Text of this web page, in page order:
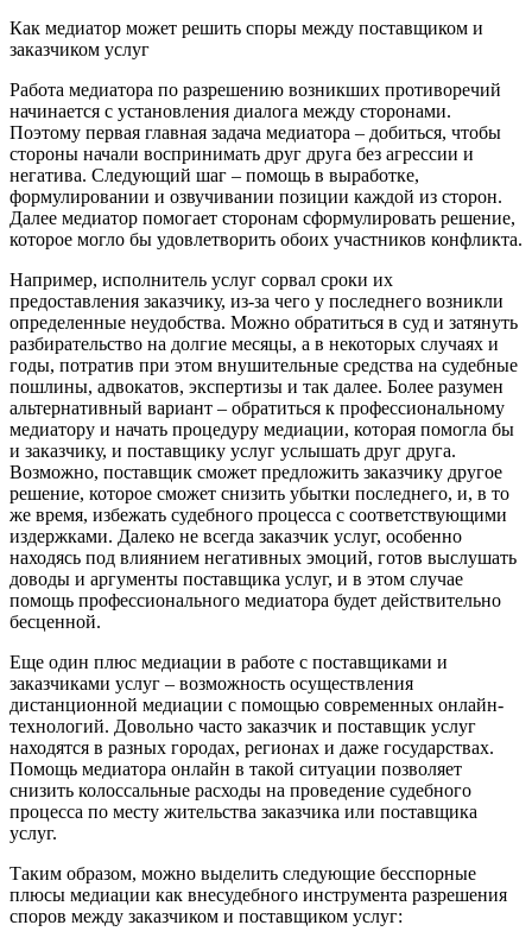
Как медиатор может решить споры между поставщиком и
заказчиком услуг
Работа медиатора по разрешению возникших противоречий
начинается с установления диалога между сторонами.
Поэтому первая главная задача медиатора – добиться, чтобы
стороны начали воспринимать друг друга без агрессии и
негатива. Следующий шаг – помощь в выработке,
формулировании и озвучивании позиции каждой из сторон.
Далее медиатор помогает сторонам сформулировать решение,
которое могло бы удовлетворить обоих участников конфликта.
Например, исполнитель услуг сорвал сроки их
предоставления заказчику, из-за чего у последнего возникли
определенные неудобства. Можно обратиться в суд и затянуть
разбирательство на долгие месяцы, а в некоторых случаях и
годы, потратив при этом внушительные средства на судебные
пошлины, адвокатов, экспертизы и так далее. Более разумен
альтернативный вариант – обратиться к профессиональному
медиатору и начать процедуру медиации, которая помогла бы
и заказчику, и поставщику услуг услышать друг друга.
Возможно, поставщик сможет предложить заказчику другое
решение, которое сможет снизить убытки последнего, и, в то
же время, избежать судебного процесса с соответствующими
издержками. Далеко не всегда заказчик услуг, особенно
находясь под влиянием негативных эмоций, готов выслушать
доводы и аргументы поставщика услуг, и в этом случае
помощь профессионального медиатора будет действительно
бесценной.
Еще один плюс медиации в работе с поставщиками и
заказчиками услуг – возможность осуществления
дистанционной медиации с помощью современных онлайн-
технологий. Довольно часто заказчик и поставщик услуг
находятся в разных городах, регионах и даже государствах.
Помощь медиатора онлайн в такой ситуации позволяет
снизить колоссальные расходы на проведение судебного
процесса по месту жительства заказчика или поставщика
услуг.
Таким образом, можно выделить следующие бесспорные
плюсы медиации как внесудебного инструмента разрешения
споров между заказчиком и поставщиком услуг: